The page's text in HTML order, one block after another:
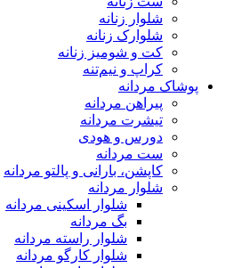
شلوار زنانه
شلوارک زنانه
کت و شومیز زنانه
کراپ و نیم‌تنه
پوشاک مردانه
پیراهن مردانه
تیشرت مردانه
دورس و هودی
ست مردانه
کاپشن، بارانی و پالتو مردانه
شلوار مردانه
شلوار اسکینی مردانه
بگ مردانه
شلوار راسته مردانه
شلوار کارگو مردانه